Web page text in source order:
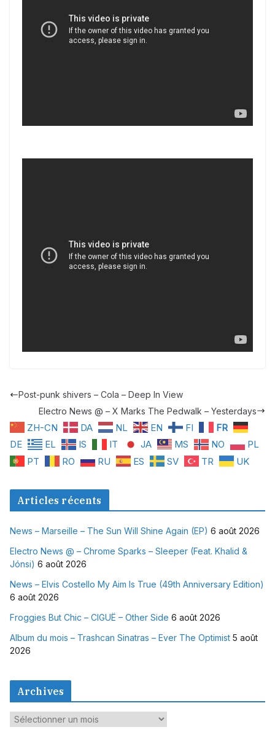
Post-punk shivers – Cola – Deep In View
Electro News @ – X Marks The Pedwalk – Yesterdays
ZH-CN DA NL EN FI
FR
DE
EL IS IT JA MS NO
PL
PT
RO RU ES SV TR UK
Articles récents
News – Marseille – The Sun Will Shine Again (EP) 6 août 2026
Electro News @ – Chrome Sparks – Sleeper (Feat. Khalid &
Jónsi) 6 août 2026
News – Elvis Costello My Aim Is True (49th Anniversary Edition)
6 août 2026
Froggies But Chic – CIGUË – Other Side 6 août 2026
Album du mois – Trashcan Sinatras – Ever The Optimist 5 août
2026
Archives
A